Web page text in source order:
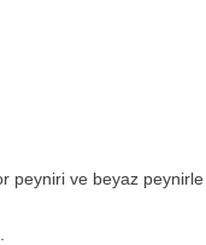
peyniri ve beyaz